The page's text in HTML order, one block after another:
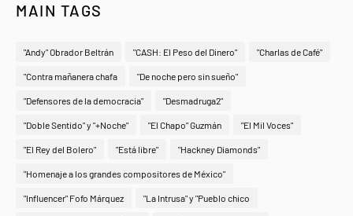
MAIN TAGS
"Andy" Obrador Beltrán "CASH: El Peso del Dinero" "Charlas de Café"
"Contra mañanera chafa "De noche pero sin sueño"
"Defensores de la democracia" "Desmadruga2"
"Doble Sentido" y "+Noche" "El Chapo" Guzmán "El Mil Voces"
"El Rey del Bolero" "Está libre" "Hackney Diamonds"
"Homenaje a los grandes compositores de México"
"Influencer" Fofo Márquez "La Intrusa" y "Pueblo chico